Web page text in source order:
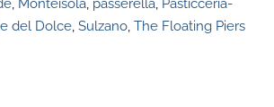
, Monteisola, passerella, Pasticceria-
del Dolce, Sulzano, The Floating Piers